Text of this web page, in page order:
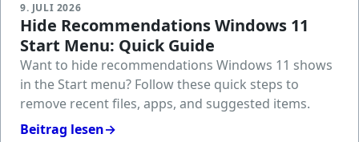
9. JULI 2026
Hide Recommendations Windows 11
Start Menu: Quick Guide
Want to hide recommendations Windows 11 shows
in the Start menu? Follow these quick steps to
remove recent files, apps, and suggested items.
Beitrag lesen→